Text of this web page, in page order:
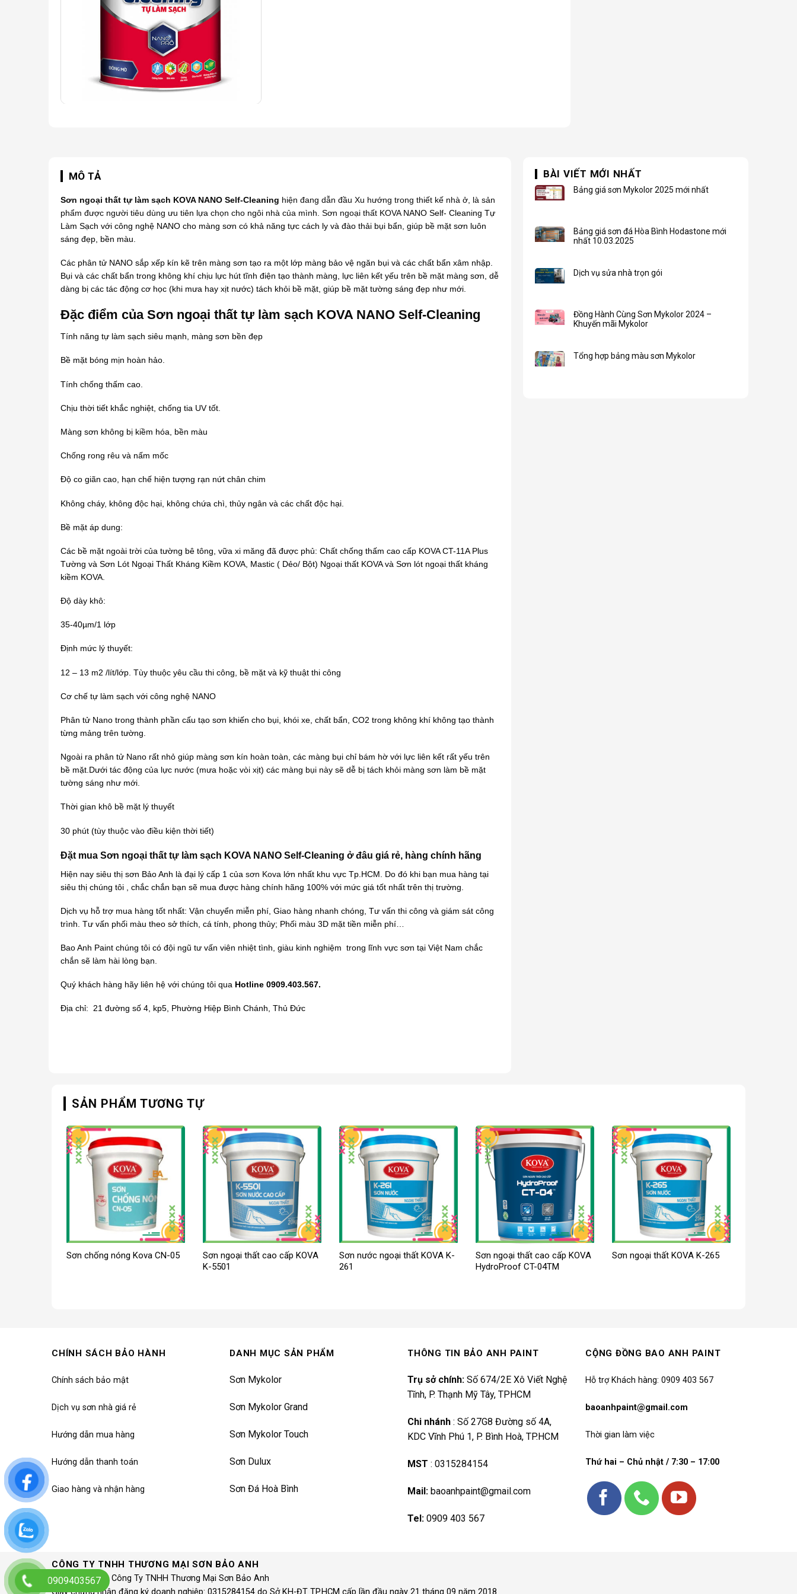
MÔ TẢ
Sơn ngoại thất tự làm sạch KOVA NANO Self-Cleaning hiện đang dẫn đầu Xu hướng trong thiết kế nhà ở, là sản
phẩm được người tiêu dùng ưu tiên lựa chọn cho ngôi nhà của mình. Sơn ngoại thất KOVANANO Self- Cleaning Tự
Làm Sạch với công nghệ NANO cho màng sơn có khả năng tực cách ly và đào thải bụi bẩn, giúp bề mặt sơn luôn
sáng đẹp, bền màu.
Các phân tử NANO sắp xếp kín kẽ trên màng sơn tạo ra một lớp màng bảo vệ ngăn bụi và các chất bẩn xâm nhập.
Bụi và các chất bẩn trong không khí chịu lực hút tĩnh điện tạo thành màng, lực liên kết yếu trên bề mặt màng sơn, dễ
dàng bị các tác động cơ học (khi mưa hay xịt nước) tách khỏi bề mặt, giúp bề mặt tường sáng đẹp như mới.
Đặc điểm của Sơn ngoại thất tự làm sạch KOVA NANO Self-Cleaning
Tính năng tự làm sạch siêu mạnh, màng sơn bền đẹp
Bề mặt bóng mịn hoàn hảo.
Tính chống thấm cao.
Chịu thời tiết khắc nghiệt, chống tia UV tốt.
Màng sơn không bị kiềm hóa, bền màu
Chống rong rêu và nấm mốc
Độ co giãn cao, hạn chế hiện tượng rạn nứt chân chim
Không cháy, không độc hại, không chứa chì, thủy ngân và các chất độc hại.
Bề mặt áp dung:
Các bề mặt ngoài trời của tường bê tông, vữa xi măng đã được phủ: Chất chống thấm cao cấp KOVA CT-11A Plus
Tường và Sơn Lót Ngoại Thất Kháng Kiềm KOVA, Mastic ( Dẻo/ Bột) Ngoại thất KOVA và Sơn lót ngoại thất kháng
kiềm KOVA.
Độ dày khô:
35-40µm/1 lớp
Định mức lý thuyết:
12 – 13 m2 /lít/lớp. Tùy thuộc yêu cầu thi công, bề mặt và kỹ thuật thi công
Cơ chế tự làm sạch với công nghệ NANO
Phân tử Nano trong thành phần cấu tạo sơn khiến cho bụi, khói xe, chất bẩn, CO2 trong không khí không tạo thành
từng mảng trên tường.
Ngoài ra phân tử Nano rất nhỏ giúp màng sơn kín hoàn toàn, các màng bụi chỉ bám hờ với lực liên kết rất yếu trên
bề mặt.Dưới tác động của lực nước (mưa hoặc vòi xịt) các màng bụi này sẽ dễ bị tách khỏi màng sơn làm bề mặt
tường sáng như mới.
Thời gian khô bề mặt lý thuyết
30 phút (tùy thuộc vào điều kiện thời tiết)
Đặt mua Sơn ngoại thất tự làm sạch KOVA NANO Self-Cleaning ở đâu giá rẻ, hàng chính hãng
Hiện nay siêu thị sơn Bảo Anh là đại lý cấp 1 của sơn Kova lớn nhất khu vực Tp.HCM. Do đó khi bạn mua hàng tại
siêu thị chúng tôi , chắc chắn bạn sẽ mua được hàng chính hãng 100% với mức giá tốt nhất trên thị trường.
Dịch vụ hỗ trợ mua hàng tốt nhất: Vận chuyển miễn phí, Giao hàng nhanh chóng, Tư vấn thi công và giám sát công
trình. Tư vấn phối màu theo sở thích, cá tính, phong thủy; Phối màu 3D mặt tiền miễn phí…
Bao Anh Paint chúng tôi có đội ngũ tư vấn viên nhiệt tình, giàu kinh nghiệm trong lĩnh vực sơn tại Việt Nam chắc
chắn sẽ làm hài lòng bạn.
Quý khách hàng hãy liên hệ với chúng tôi qua Hotline 0909.403.567.
Địa chỉ: 21 đường số 4, kp5, Phường Hiệp Bình Chánh, Thủ Đức
BÀI VIẾT MỚI NHẤT
Bảng giá sơn Mykolor 2025 mới nhất
Bảng giá sơn đá Hòa Bình Hodastone mới
nhất 10.03.2025
Dịch vụ sửa nhà trọn gói
Đồng Hành Cùng Sơn Mykolor 2024 –
Khuyến mãi Mykolor
Tổng hợp bảng màu sơn Mykolor
SẢN PHẨM TƯƠNG TỰ
Sơn chống nóng Kova CN-05
Sơn ngoại thất cao cấp KOVA
K-5501
Sơn nước ngoại thất KOVA K-
261
Sơn ngoại thất cao cấp KOVA
HydroProof CT-04TM
Sơn ngoại thất KOVA K-265
CHÍNH SÁCH BẢO HÀNH
Chính sách bảo mật
Dịch vụ sơn nhà giá rẻ
Hướng dẫn mua hàng
Hướng dẫn thanh toán
Giao hàng và nhận hàng
DANH MỤC SẢN PHẨM
Sơn Mykolor
Sơn Mykolor Grand
Sơn Mykolor Touch
Sơn Dulux
Sơn Đá Hoà Bình
THÔNG TIN BẢO ANH PAINT
Trụ sở chính: Số 674/2E Xô Viết Nghệ
Tĩnh, P. Thạnh Mỹ Tây, TPHCM
Chi nhánh : Số 27G8 Đường số 4A,
KDC Vĩnh Phú 1, P. Bình Hoà, TP.HCM
MST : 0315284154
Mail: baoanhpaint@gmail.com
Tel: 0909 403 567
CỘNG ĐỒNG BAO ANH PAINT
Hỗ trợ Khách hàng: 0909 403 567
baoanhpaint@gmail.com
Thời gian làm việc
Thứ hai – Chủ nhật / 7:30 – 17:00
CÔNG TY TNHH THƯƠNG MẠI SƠN BẢO ANH
© 1997 – 2020 Công Ty TNHH Thương Mại Sơn Bảo Anh
0909403567